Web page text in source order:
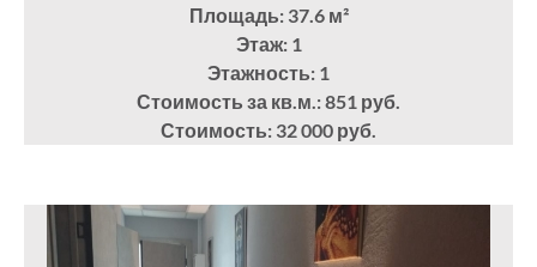
Площадь: 37.6м²
Этаж: 1
Этажность: 1
Стоимость за кв.м.: 851 руб.
Стоимость: 32 000 руб.